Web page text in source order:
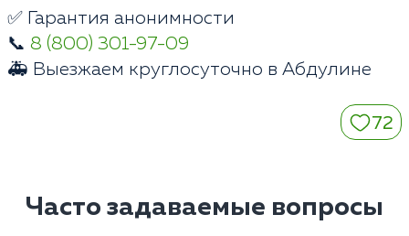
✅ Гарантия анонимности
📞 8 (800) 301-97-09
🚑 Выезжаем круглосуточно в Абдулине
72
Часто задаваемые вопросы